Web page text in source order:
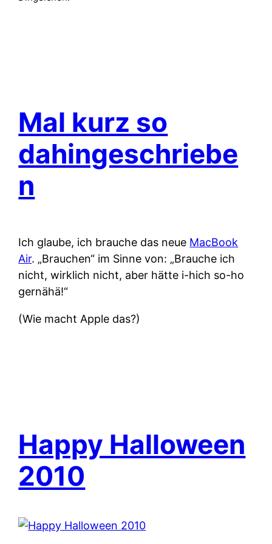
Mal kurz so
dahingeschriebe
n
Ich glaube, ich brauche das neue MacBook
Air. „Brauchen“ im Sinne von: „Brauche ich
nicht, wirklich nicht, aber hätte i-hich so-ho
gernähä!“
(Wie macht Apple das?)
Happy Halloween
2010